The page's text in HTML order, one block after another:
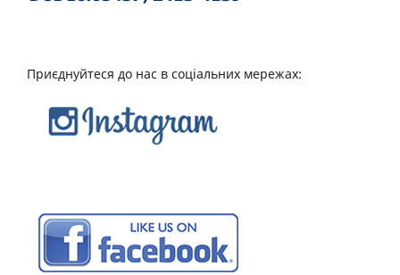
Приєднуйтеся до нас в соціальних мережах: